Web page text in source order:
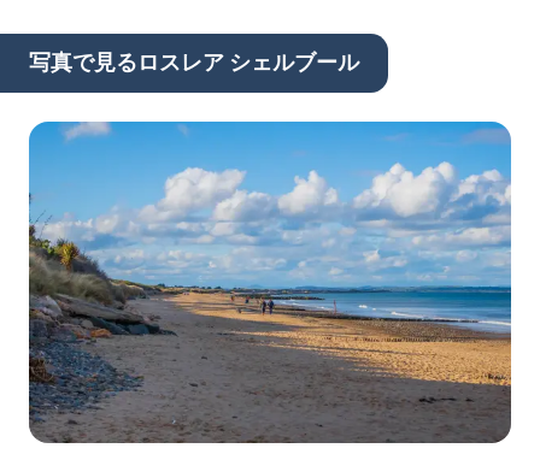
写真で見るロスレア シェルブール